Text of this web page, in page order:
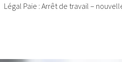
Légal Paie : Arrêt de travail –